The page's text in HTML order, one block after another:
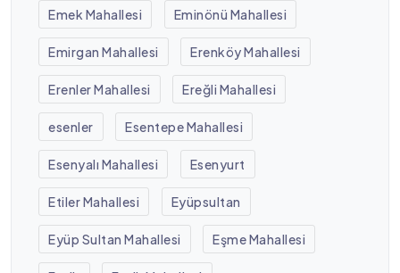
Emek Mahallesi Eminönü Mahallesi
Emirgan Mahallesi Erenköy Mahallesi
Erenler Mahallesi Ereğli Mahallesi
esenler Esentepe Mahallesi
Esenyalı Mahallesi Esenyurt
Etiler Mahallesi Eyüpsultan
Eyüp Sultan Mahallesi Eşme Mahallesi